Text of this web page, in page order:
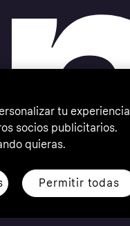
tu experiencia
socios publicitarios.
quieras.
Permitir todas